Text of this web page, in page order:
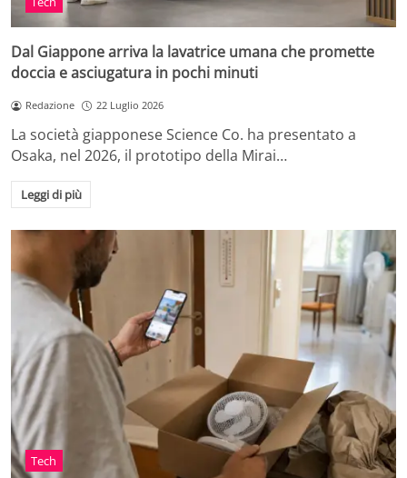
Dal Giappone arriva la lavatrice umana che promette
doccia e asciugatura in pochi minuti
Redazione 22 Luglio 2026
La società giapponese Science Co. ha presentato a
Osaka, nel 2026, il prototipo della Mirai…
Leggi di più
Tech